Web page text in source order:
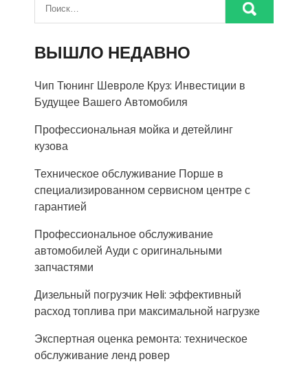
ВЫШЛО НЕДАВНО
Чип Тюнинг Шевроле Круз: Инвестиции в
Будущее Вашего Автомобиля
Профессиональная мойка и детейлинг
кузова
Техническое обслуживание Порше в
специализированном сервисном центре с
гарантией
Профессиональное обслуживание
автомобилей Ауди с оригинальными
запчастями
Дизельный погрузчик Heli: эффективный
расход топлива при максимальной нагрузке
Экспертная оценка ремонта: техническое
обслуживание ленд ровер